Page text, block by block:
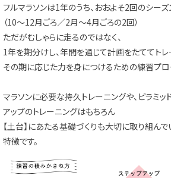
フルマラソンは1年のうち、おおよそ2回のシーズ
（10～12月ごろ／2月～4月ごろの2回）
ただがむしゃらに走るのではなく、
1年を期分けし、年間を通じて計画をたててト
その期に応じた力を身につけるための練習プロ
マラソンに必要な持久トレーニングや、ピラミ
アップのトレーニングはもちろん
【土台】にあたる基礎づくりも大切に取り組ん
特徴です。